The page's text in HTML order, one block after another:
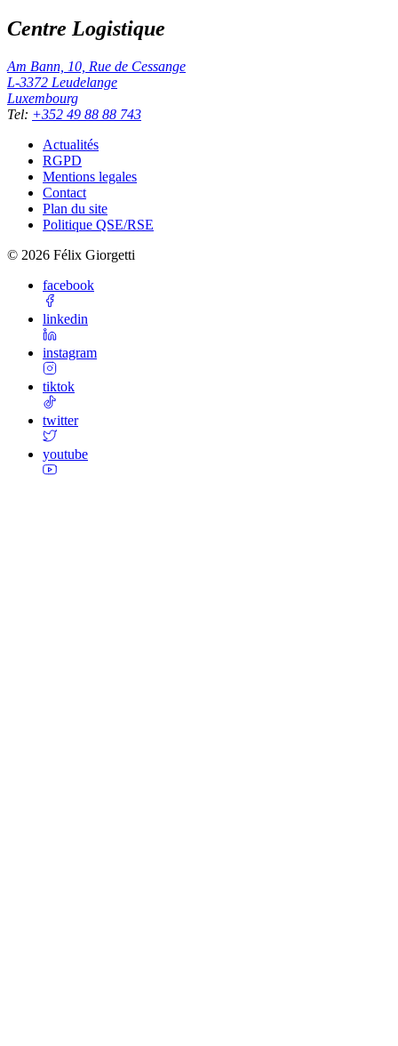
Centre Logistique
Am Bann, 10, Rue de Cessange
L-3372 Leudelange
Luxembourg
Tel: +352 49 88 88 743
Actualités
RGPD
Mentions legales
Contact
Plan du site
Politique QSE/RSE
© 2026 Félix Giorgetti
facebook
linkedin
instagram
tiktok
twitter
youtube